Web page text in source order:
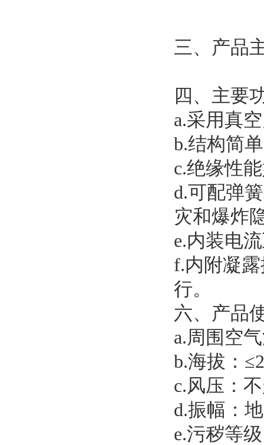
三、产品
四、主要
a.采用真
b.结构简
c.绝缘性
d.可配弹
灾和爆炸
e.内装电
f.内附凝
行。
六、产品
a.周围空
b.海拔：
c.风压：
d.振幅：
e.污秽等